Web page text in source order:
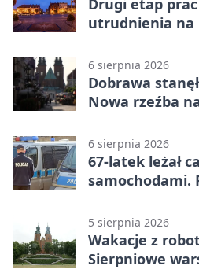
Drugi etap
utrudnienia na
6 sierpnia 2026
Dobrawa
Nowa rzeźba
6 sierpnia 2026
67-latek leżał
samochodami.
5 sierpnia 2026
Wakacje z
Sierpniowe